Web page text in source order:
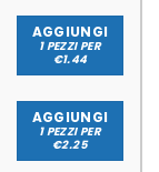
AGGIUNGI
1 PEZZI PER
€1.44
AGGIUNGI
1 PEZZI PER
€2.25